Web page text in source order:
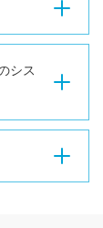
シス